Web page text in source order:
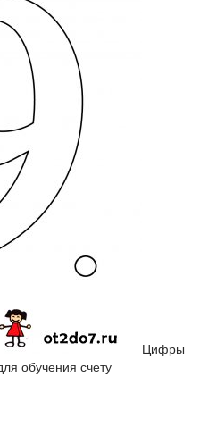
Цифры
обучения счету